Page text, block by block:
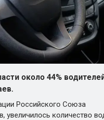
около 44%
Российского Союза
увеличилось количество